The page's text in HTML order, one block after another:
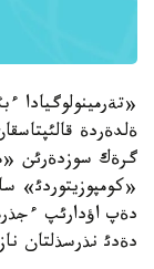
«تةرمينولوگيادا
ةلدةردة
گرةك سوزدةرئن
«كومپوزيتوردئ»
دةپ اؤدارئپ
دةدئ نذرسذلتان